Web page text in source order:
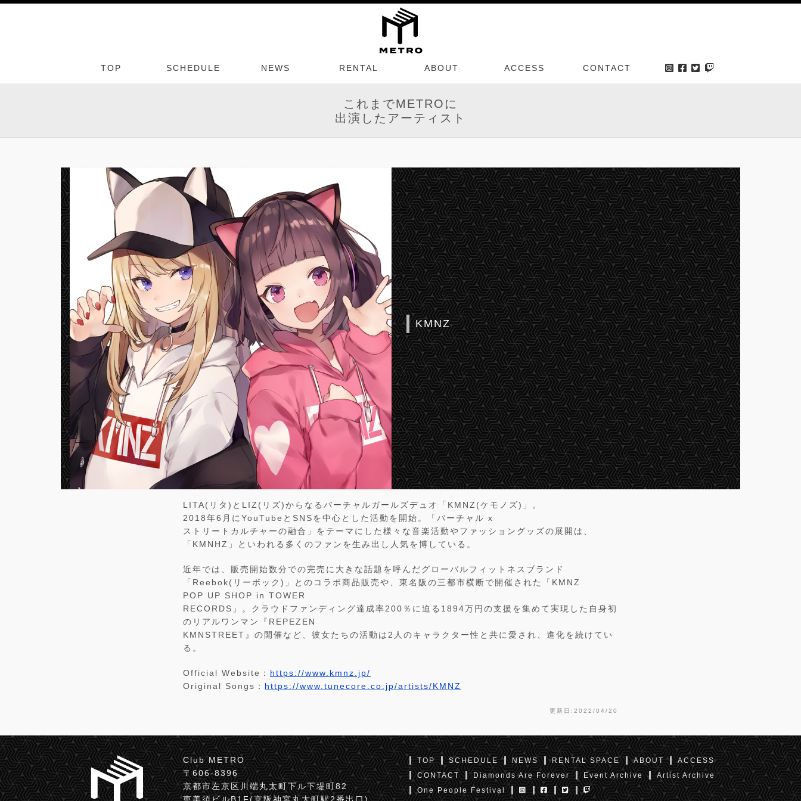
TOP SCHEDULE NEWS RENTAL ABOUT ACCESS CONTACT
これまでMETROに
出演したアーティスト
KMNZ
LITA(リタ)とLIZ(リズ)からなるバーチャルガールズデュオ「KMNZ(ケモノズ)」。
2018年6月にYouTubeとSNSを中心とした活動を開始。「バーチャル x
ストリートカルチャーの融合」をテーマにした様々な音楽活動やファッショングッズの展開は、
「KMNHZ」といわれる多くのファンを生み出し人気を博している。
近年では、販売開始数分での完売に大きな話題を呼んだグローバルフィットネスブランド
「Reebok(リーボック)」とのコラボ商品販売や、東名阪の三都市横断で開催された「KMNZ
POP UP SHOP in TOWER
RECORDS」。クラウドファンディング達成率200％に迫る1894万円の支援を集めて実現した自身初
のリアルワンマン『REPEZEN
KMNSTREET』の開催など、彼女たちの活動は2人のキャラクター性と共に愛され、進化を続けてい
る。
Official Website： https://www.kmnz.jp/
Original Songs： https://www.tunecore.co.jp/artists/KMNZ
更新日:2022/04/20
Club METRO
〒606-8396
京都市左京区川端丸太町下ル下堤町82
TOP SCHEDULE NEWS RENTAL SPACE ABOUT
ACCESS
CONTACT
Diamonds Are Forever Event Archive
Artist Archive
One People Festival